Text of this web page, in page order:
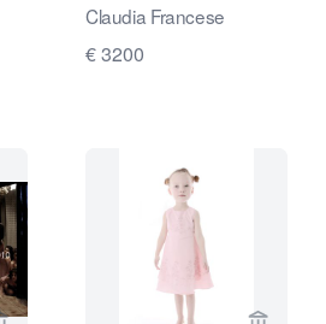
Claudia Francese
€ 3200